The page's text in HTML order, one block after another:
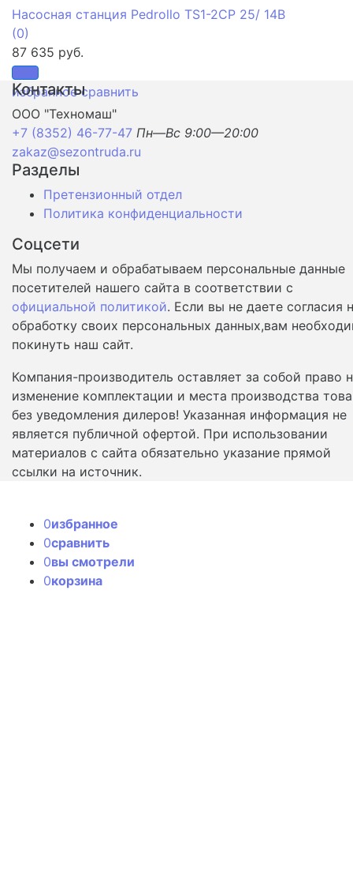
избранное сравнить
Насосная станция Pedrollo TS1-2CP 25/ 14B
(0)
87 635 руб.
Контакты
ООО "Техномаш"
+7 (8352) 46-77-47 Пн—Вс 9:00—20:00
zakaz@sezontruda.ru
Разделы
Претензионный отдел
Политика конфиденциальности
Соцсети
Мы получаем и обрабатываем персональные данные
посетителей нашего сайта в соответствии с
официальной политикой. Если вы не даете согласия
обработку своих персональных данных,вам
покинуть наш сайт.
Компания-производитель оставляет за собой право
изменение комплектации и места производства
без уведомления дилеров! Указанная информация не
является публичной офертой. При использовании
материалов с сайта обязательно указание прямой
ссылки на источник.
0избранное
0сравнить
0вы смотрели
0корзина